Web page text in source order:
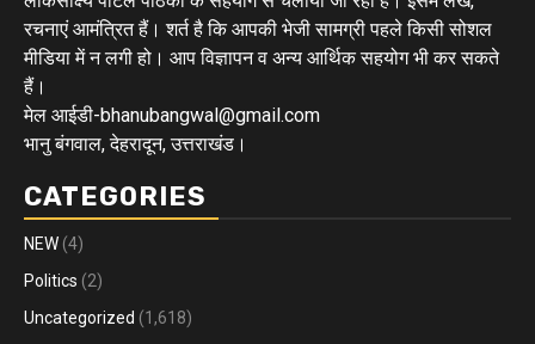
रचनाएं आमंत्रित हैं। शर्त है कि आपकी भेजी सामग्री पहले किसी सोशल
मीडिया में न लगी हो। आप विज्ञापन व अन्य आर्थिक सहयोग भी कर सकते
हैं।
मेल आईडी-bhanubangwal@gmail.com
भानु बंगवाल, देहरादून, उत्तराखंड।
CATEGORIES
NEW (4)
Politics (2)
Uncategorized (1,618)